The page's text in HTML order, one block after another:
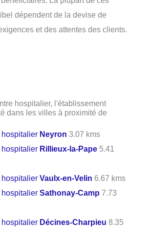
dépendent de la devise de
et des attentes des clients.
hospitalier, l'établissement
dans les villes à proximité de
Neyron 3.07 kms
Rillieux-la-Pape 5.41
hospitalierVaulx-en-Velin 6.67 kms
hospitalierSathonay-Camp 7.73
Décines-Charpieu 8.35